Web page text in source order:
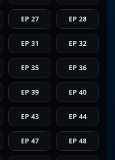
EP 27 EP 28
EP 31 EP 32
EP 35 EP 36
EP 39 EP 40
EP 43 EP 44
EP 47 EP 48